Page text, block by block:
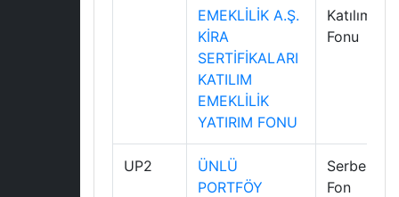
EMEKLİLİK A.Ş.
KİRA
SERTİFİKALARI
KATILIM
EMEKLİLİK
YATIRIM FONU
Katılım
Fonu
UP2
ÜNLÜ
PORTFÖY
Serbest
Fon